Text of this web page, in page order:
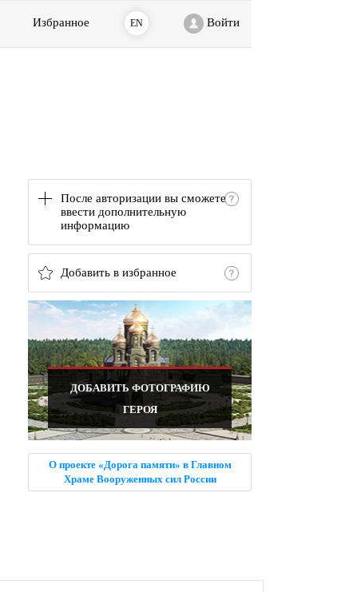
Избранное EN Войти
После авторизации вы сможете
ввести дополнительную
информацию
Добавить в избранное
ДОБАВИТЬ ФОТОГРАФИЮ
ГЕРОЯ
О проекте «Дорога памяти» в Главном
Храме Вооруженных сил России